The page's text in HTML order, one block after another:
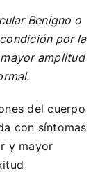
Benigno o
por la
amplitud
del cuerpo
con síntomas
y mayor